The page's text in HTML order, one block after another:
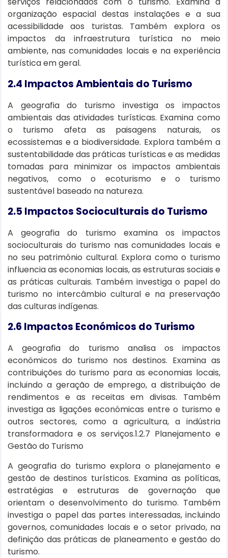
organização espacial destas instalações e a sua
acessibilidade aos turistas. Também explora os
impactos da infraestrutura turística no meio
ambiente, nas comunidades locais e na experiência
turística em geral.
2.4 Impactos Ambientais do Turismo
A geografia do turismo investiga os impactos
ambientais das atividades turísticas. Examina como
o turismo afeta as paisagens naturais, os
ecossistemas e a biodiversidade. Explora também a
sustentabilidade das práticas turísticas e as medidas
tomadas para minimizar os impactos ambientais
negativos, como o ecoturismo e o turismo
sustentável baseado na natureza.
2.5 Impactos Socioculturais do Turismo
A geografia do turismo examina os impactos
socioculturais do turismo nas comunidades locais e
no seu património cultural. Explora como o turismo
influencia as economias locais, as estruturas sociais e
as práticas culturais. Também investiga o papel do
turismo no intercâmbio cultural e na preservação
das culturas indígenas.
2.6 Impactos Económicos do Turismo
A geografia do turismo analisa os impactos
económicos do turismo nos destinos. Examina as
contribuições do turismo para as economias locais,
incluindo a geração de emprego, a distribuição de
rendimentos e as receitas em divisas. Também
investiga as ligações económicas entre o turismo e
outros sectores, como a agricultura, a indústria
transformadora e os serviços.1.2.7 Planejamento e
Gestão do Turismo
A geografia do turismo explora o planejamento e
gestão de destinos turísticos. Examina as políticas,
estratégias e estruturas de governação que
orientam o desenvolvimento do turismo. Também
investiga o papel das partes interessadas, incluindo
governos, comunidades locais e o setor privado, na
definição das práticas de planeamento e gestão do
turismo.